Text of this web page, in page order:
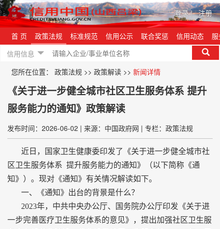
登录| 注册
首 页 政策法规 标准规范 信用公示 联合奖惩 信用动态
信用信息
您所在位置： 政策法规 >> 政策解读 >> 新闻详情
《关于进一步健全城市社区卫生服务体系 提升
服务能力的通知》政策解读
发布时间：2026-06-02 | 来源：中国政府网 | 专栏：政策法规
近日，国家卫生健康委印发了《关于进一步健全城市社
区卫生服务体系 提升服务能力的通知》（以下简称《通
知》）。现对《通知》有关情况解读如下。
一、《通知》出台的背景是什么？
2023年，中共中央办公厅、国务院办公厅印发《关于进
一步完善医疗卫生服务体系的意见》，提出加强社区卫生服